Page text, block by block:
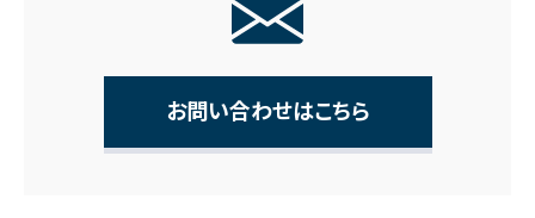
お問い合わせはこちら